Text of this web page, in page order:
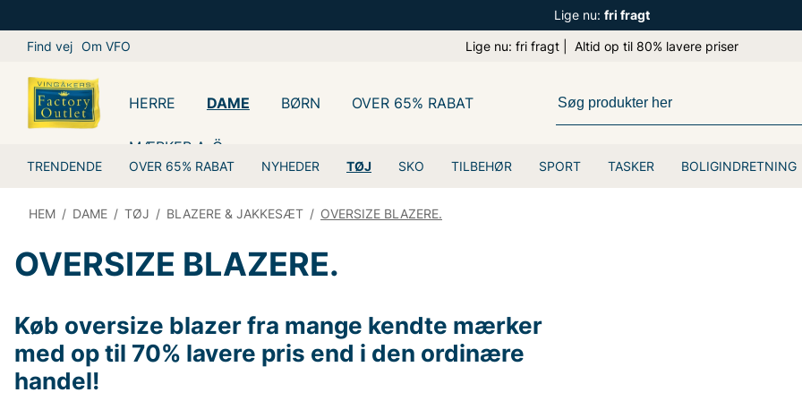
Lige nu: fri fragt
Find vej Om VFO Lige nu: fri fragt | Altid op til 80% lavere priser
HERRE DAME
TRENDENDE OVER 65% RABAT NYHEDER TØJ SKO TILBEHØR SPORT TASKER BOLIGINDRETNING
BØRN OVER 65% RABAT
MÆRKER A-Ö
HEM / DAME / TØJ / BLAZERE & JAKKESÆT / OVERSIZE BLAZERE.
OVERSIZE BLAZERE.
Køb oversize blazer fra mange kendte mærker
med op til 70% lavere pris end i den ordinære
handel!